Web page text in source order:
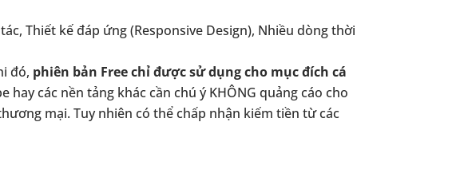
Thiết kế đáp ứng (Responsive Design), Nhiều dòng thời
đó, phiên bản Free chỉ được sử dụng cho mục đích cá
hay các nền tảng khác cần chú ý KHÔNG quảng cáo cho
mại. Tuy nhiên có thể chấp nhận kiếm tiền từ các